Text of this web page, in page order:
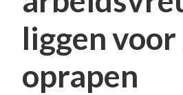
liggen
oprapen